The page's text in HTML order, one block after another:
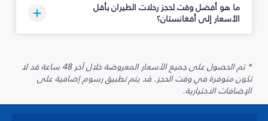
ما هو أفضل وقت لحجز رحلات الطيران بأقل
الأسعار إلى أفغانستان؟
* تم الحصول على جميع الأسعار المعروضة خلال آخر 48 ساعة قد لا
تكون متوفرة في وقت الحجز. قد يتم تطبيق رسوم إضافية على
الإضافات الاختيارية.